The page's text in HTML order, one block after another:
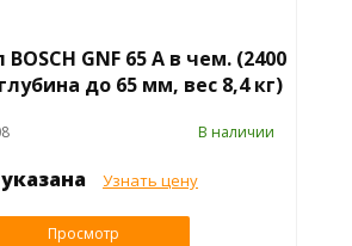
GNF 65 A в чем. (2400
до 65 мм, вес 8,4 кг)
В наличии
Узнать цену
Просмотр